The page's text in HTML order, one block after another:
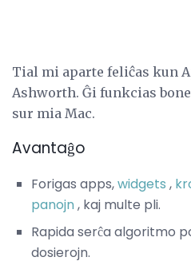
Tial mi aparte feliĉas kun
Ashworth. Ĝi funkcias
sur mia Mac.
Avantaĝo
Forigas apps,widgets ,
panojn, kaj multe pli.
Rapida serĉa algoritmo
dosierojn.